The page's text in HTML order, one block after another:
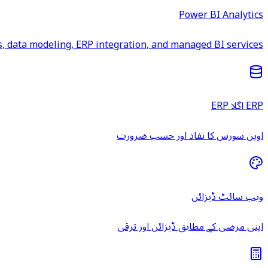
Power BI Analytics
data modeling, ERP integration, and managed BI services.
ERP اگلا ERP
اوپن سورس کا نفاذ اور حسب ضرورت
ویب سائٹ ڈیزائن
اپنی مرضی کے مطابق ڈیزائن اور ترقی